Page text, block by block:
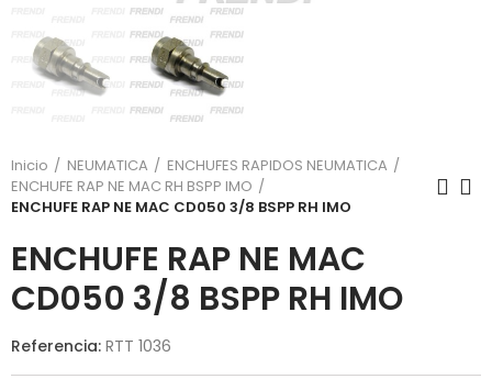
Inicio NEUMATICA
ENCHUFES RAPIDOS NEUMATICA
ENCHUFE RAP NE MAC RH BSPP IMO
ENCHUFE RAP NE MAC CD050 3/8 BSPP RH IMO
ENCHUFE RAP NE MAC
CD050 3/8 BSPP RH IMO
Referencia: RTT 1036